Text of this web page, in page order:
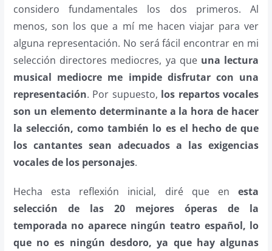
considero fundamentales los dos primeros. Al
menos, son los que a mí me hacen viajar para ver
alguna representación. No será fácil encontrar en mi
selección directores mediocres, ya que una lectura
musical mediocre me impide disfrutar con una
representación. Por supuesto, los repartos vocales
son un elemento determinante a la hora de hacer
la selección, como también lo es el hecho de que
los cantantes sean adecuados a las exigencias
vocales de los personajes.
Hecha esta reflexión inicial, diré que enesta
selección de las 20 mejores óperas de la
temporada no aparece ningún teatro español, lo
que no es ningún desdoro, ya que hay algunas